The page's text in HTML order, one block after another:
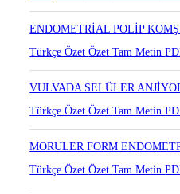
ENDOMETRİAL POLİP
Türkçe ÖzetÖzetTam Metin
VULVADA SELÜLER
Türkçe ÖzetÖzetTam Metin
MORULER FORM
Türkçe ÖzetÖzetTam Metin